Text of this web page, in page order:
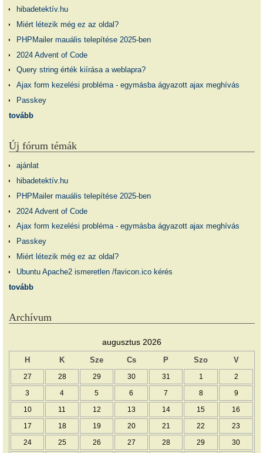
hibadetektív.hu
Miért létezik még ez az oldal?
PHPMailer mauális telepítése 2025-ben
2024 Advent of Code
Query string érték kiírása a weblapra?
Ajax form kezelési probléma - egymásba ágyazott ajax meghívás
Passkey
tovább
Új fórum témák
ajánlat
hibadetektív.hu
PHPMailer mauális telepítése 2025-ben
2024 Advent of Code
Ajax form kezelési probléma - egymásba ágyazott ajax meghívás
Passkey
Miért létezik még ez az oldal?
Ubuntu Apache2 ismeretlen /favicon.ico kérés
tovább
Archívum
augusztus 2026
H K Sze Cs P Szo V
27 28 29 30 31 1 2
3 4 5 6 7 8 9
10 11 12 13 14 15 16
17 18 19 20 21 22 23
24 25 26 27 28 29 30